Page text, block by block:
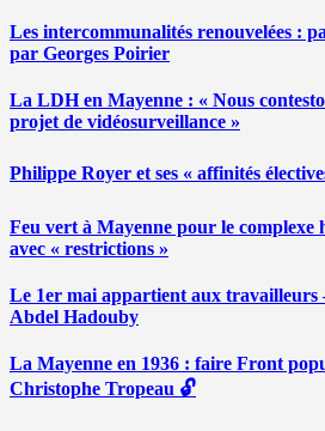
Les intercommunalités renouvelées :
par Georges Poirier
La LDH en Mayenne : « Nous
projet de vidéosurveillance »
Philippe Royer et ses « affinités
Feu vert à Mayenne pour le complexe
avec « restrictions »
Le 1er mai appartient aux
Abdel Hadouby
La Mayenne en 1936 : faire Front
Christophe Tropeau 🔓